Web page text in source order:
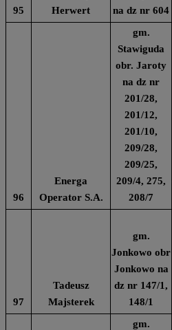
95
Herwert
na dz nr 604
96
Energa
Operator S.A.
gm.
Stawiguda
obr. Jaroty
na dz nr
201/28,
201/12,
201/10,
209/28,
209/25,
209/4, 275,
208/7
97
Tadeusz
Majsterek
gm.
Jonkowo obr
Jonkowo na
dz nr 147/1,
148/1
gm.